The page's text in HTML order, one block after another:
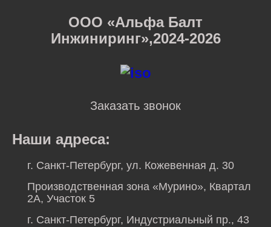
ООО «Альфа Балт
Инжиниринг»,2024-2026
Заказать звонок
Наши адреса:
г. Санкт-Петербург, ул. Кожевенная д. 30
Производственная зона «Мурино», Квартал
2А, Участок 5
г. Санкт-Петербург, Индустриальный пр., 43